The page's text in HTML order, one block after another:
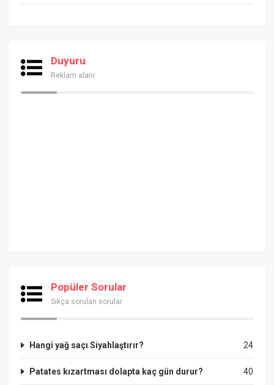
Duyuru
Reklam alanı
Popüler Sorular
Sıkça sorulan sorular
24
Hangi yağ saçı Siyahlaştırır?
40
Patates kızartması dolapta kaç gün durur?